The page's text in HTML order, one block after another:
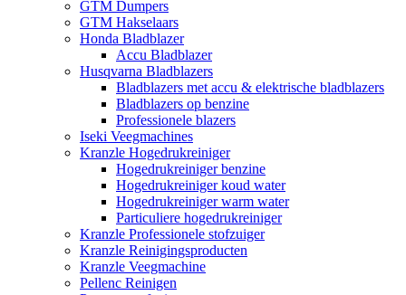
GTM Dumpers
GTM Hakselaars
Honda Bladblazer
Accu Bladblazer
Husqvarna Bladblazers
Bladblazers met accu & elektrische bladblazers
Bladblazers op benzine
Professionele blazers
Iseki Veegmachines
Kranzle Hogedrukreiniger
Hogedrukreiniger benzine
Hogedrukreiniger koud water
Hogedrukreiniger warm water
Particuliere hogedrukreiniger
Kranzle Professionele stofzuiger
Kranzle Reinigingsproducten
Kranzle Veegmachine
Pellenc Reinigen